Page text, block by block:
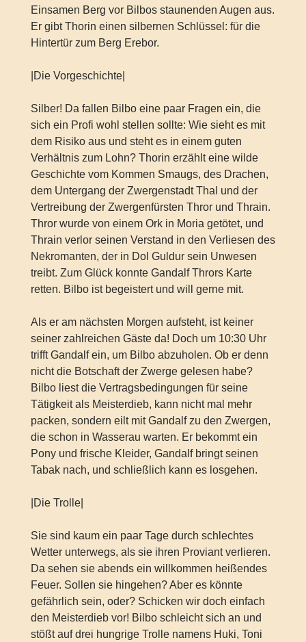
Einsamen Berg vor Bilbos staunenden Augen aus.
Er gibt Thorin einen silbernen Schlüssel: für die
Hintertür zum Berg Erebor.
|Die Vorgeschichte|
Silber! Da fallen Bilbo eine paar Fragen ein, die
sich ein Profi wohl stellen sollte: Wie sieht es mit
dem Risiko aus und steht es in einem guten
Verhältnis zum Lohn? Thorin erzählt eine wilde
Geschichte vom Kommen Smaugs, des Drachen,
dem Untergang der Zwergenstadt Thal und der
Vertreibung der Zwergenfürsten Thror und Thrain.
Thror wurde von einem Ork in Moria getötet, und
Thrain verlor seinen Verstand in den Verliesen des
Nekromanten, der in Dol Guldur sein Unwesen
treibt. Zum Glück konnte Gandalf Thrors Karte
retten. Bilbo ist begeistert und will gerne mit.
Als er am nächsten Morgen aufsteht, ist keiner
seiner zahlreichen Gäste da! Doch um 10:30 Uhr
trifft Gandalf ein, um Bilbo abzuholen. Ob er denn
nicht die Botschaft der Zwerge gelesen habe?
Bilbo liest die Vertragsbedingungen für seine
Tätigkeit als Meisterdieb, kann nicht mal mehr
packen, sondern eilt mit Gandalf zu den Zwergen,
die schon in Wasserau warten. Er bekommt ein
Pony und frische Kleider, Gandalf bringt seinen
Tabak nach, und schließlich kann es losgehen.
|Die Trolle|
Sie sind kaum ein paar Tage durch schlechtes
Wetter unterwegs, als sie ihren Proviant verlieren.
Da sehen sie abends ein willkommen heißendes
Feuer. Sollen sie hingehen? Aber es könnte
gefährlich sein, oder? Schicken wir doch einfach
den Meisterdieb vor! Bilbo schleicht sich an und
stößt auf drei hungrige Trolle namens Huki, Toni